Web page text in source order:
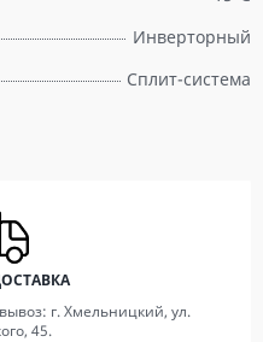
Инверторный
Сплит-система
г. Хмельницкий, ул.
45.